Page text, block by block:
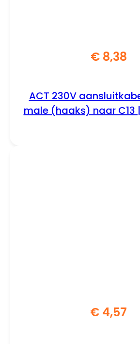
€8,38
ACT 230V
male (haaks) naar C13
€ 4,57